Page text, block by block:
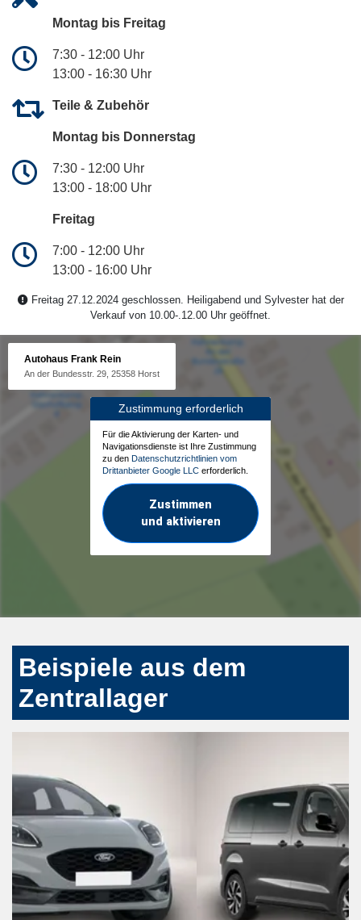
Montag bis Freitag
7:30 - 12:00 Uhr
13:00 - 16:30 Uhr
Teile & Zubehör
Montag bis Donnerstag
7:30 - 12:00 Uhr
13:00 - 18:00 Uhr
Freitag
7:00 - 12:00 Uhr
13:00 - 16:00 Uhr
Freitag 27.12.2024 geschlossen. Heiligabend und Sylvester hat der
Verkauf von 10.00-.12.00 Uhr geöffnet.
Autohaus Frank Rein
An der Bundesstr. 29, 25358 Horst
Zustimmung erforderlich
Für die Aktivierung der Karten- und
Navigationsdienste ist Ihre Zustimmung
zu den Datenschutzrichtlinien vom
Drittanbieter Google LLC erforderlich.
Zustimmen
und aktivieren
Beispiele aus dem
Zentrallager